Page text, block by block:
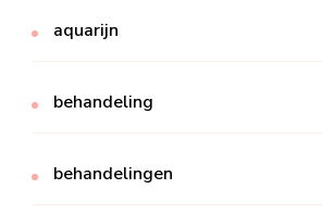
aquarijn
behandeling
behandelingen